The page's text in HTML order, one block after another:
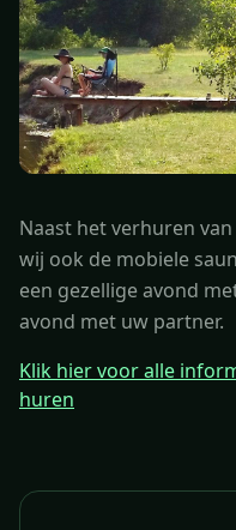
Naast het verhuren
wij ook de mobiele
een gezellige avond
avond met uw partner.
Klik hier voor alle
huren